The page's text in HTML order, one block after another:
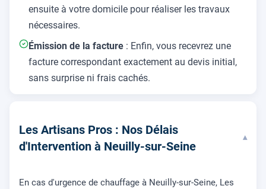
ensuite à votre domicile pour réaliser les travaux
nécessaires.
Émission de la facture : Enfin, vous recevrez une
facture correspondant exactement au devis initial,
sans surprise ni frais cachés.
Les Artisans Pros : Nos Délais
d'Intervention à Neuilly-sur-Seine
▾
En cas d'urgence de chauffage à Neuilly-sur-Seine, Les